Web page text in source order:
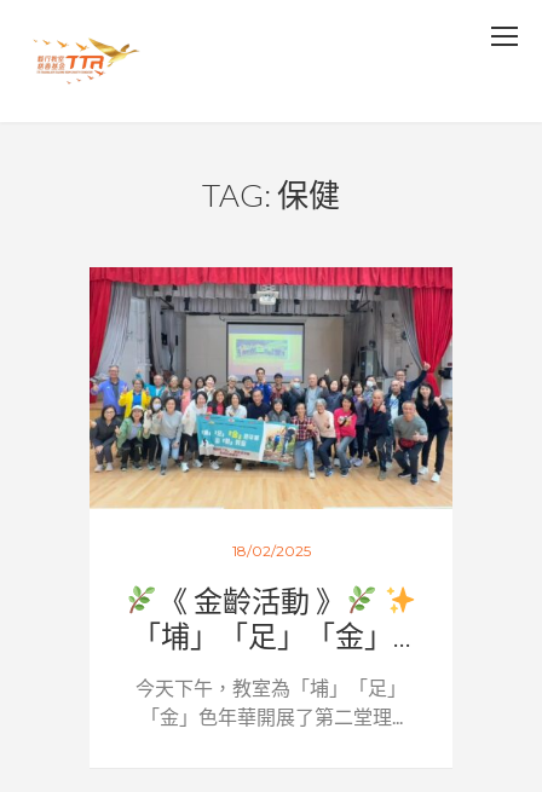
TAG: 保健
18/02/2025
《 金齡活動 》
「埔」「足」「金」...
今天下午，教室為「埔」「足」
「金」色年華開展了第二堂理...